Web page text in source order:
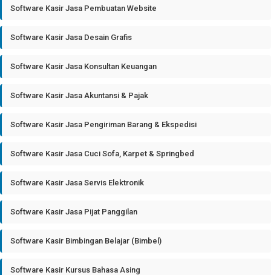
Software Kasir Jasa Pembuatan Website
Software Kasir Jasa Desain Grafis
Software Kasir Jasa Konsultan Keuangan
Software Kasir Jasa Akuntansi & Pajak
Software Kasir Jasa Pengiriman Barang & Ekspedisi
Software Kasir Jasa Cuci Sofa, Karpet & Springbed
Software Kasir Jasa Servis Elektronik
Software Kasir Jasa Pijat Panggilan
Software Kasir Bimbingan Belajar (Bimbel)
Software Kasir Kursus Bahasa Asing